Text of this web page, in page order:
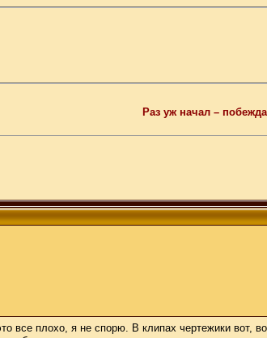
Раз уж начал –
все плохо, я не спорю. В клипах чертежики